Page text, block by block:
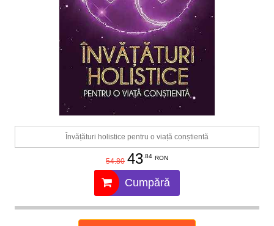
Învățături holistice pentru o viață conștientă
54.80 43.84 RON
Cumpără